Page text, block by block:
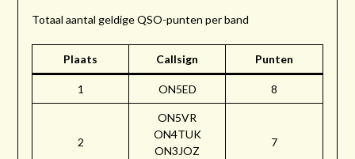
Totaal aantal geldige QSO-punten per band
Plaats Callsign Punten
1 ON5ED 8
2
ON5VR
ON4TUK
ON3JOZ
7